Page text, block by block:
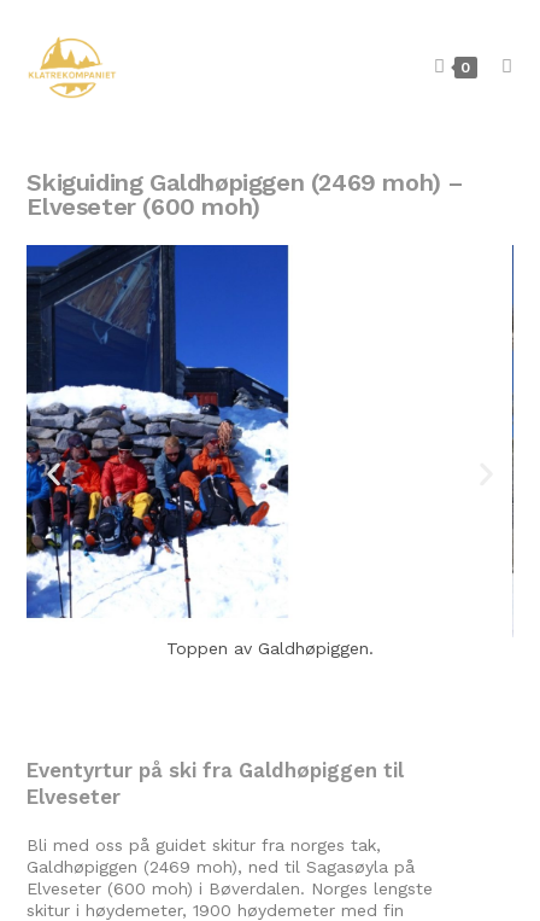
0
Skiguiding Galdhøpiggen (2469 moh) –
Elveseter (600 moh)
Toppen av Galdhøpiggen.
Eventyrtur på ski fra Galdhøpiggen til
Elveseter
Bli med oss på guidet skitur fra norges tak,
Galdhøpiggen (2469 moh), ned til Sagasøyla på
Elveseter (600 moh) i Bøverdalen. Norges lengste
skitur i høydemeter, 1900 høydemeter med fin